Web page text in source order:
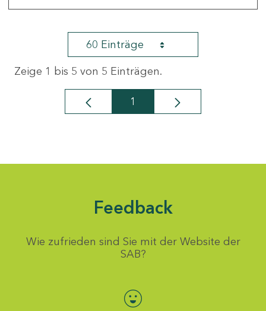
60 Einträge
Zeige 1 bis 5 von 5 Einträgen.
Seite
1
Feedback
Wie zufrieden sind Sie mit der Website der
SAB?
Bewertung auswählen